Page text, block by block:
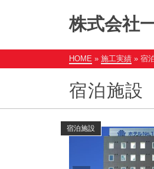
株式会社
宿泊施設
HOME » 施工実績 » 宿
宿泊施設